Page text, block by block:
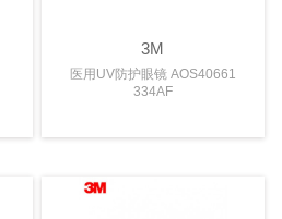
3M
医用UV防护眼镜 AOS40661
334AF